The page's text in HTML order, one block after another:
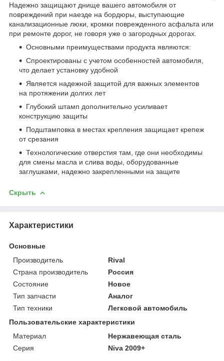
Надежно защищают днище вашего автомобиля от
повреждений при наезде на бордюры, выступающие
канализационные люки, кромки поврежденного асфальта или
при ремонте дорог, не говоря уже о загородных дорогах.
Основными преимуществами продукта являются:
Спроектированы с учетом особенностей автомобиля,
что делает установку удобной
Является надежной защитой для важных элементов
на протяжении долгих лет
Глубокий штамп дополнительно усиливает
конструкцию защиты
Подштамповка в местах крепления защищает крепеж
от срезания
Технологические отверстия там, где они необходимы
для смены масла и слива воды, оборудованные
заглушками, надежно закрепленными на защите
Скрыть
Характеристики
Основные
Производитель
Rival
Страна производитель
Россия
Состояние
Новое
Тип запчасти
Аналог
Тип техники
Легковой автомобиль
Пользовательские характеристики
Материал
Нержавеющая сталь
Серия
Niva 2009+